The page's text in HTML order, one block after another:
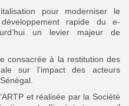
pour moderniser le
rapide du e-
un levier majeur de
consacrée à la restitution des
sur l’impact des acteurs
et réalisée par la Société